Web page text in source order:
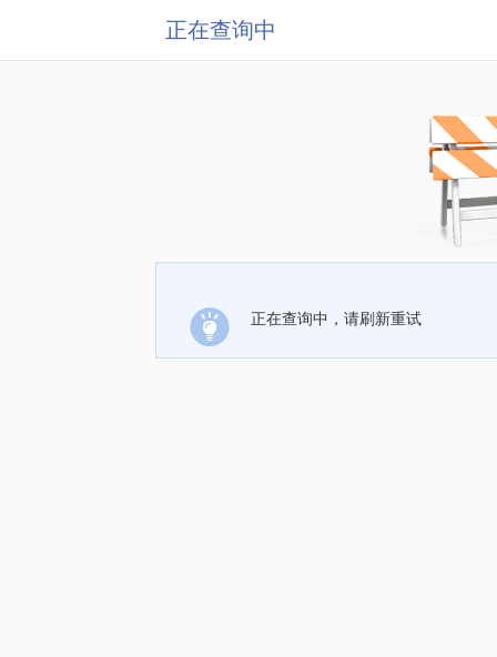
正在查询中
正在查询中，请刷新重试